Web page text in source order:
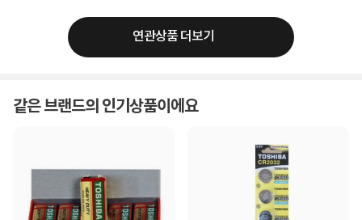
연관상품 더보기
같은 브랜드의 인기상품이에요